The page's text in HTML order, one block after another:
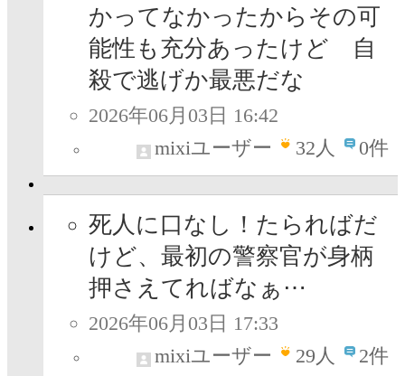
かってなかったからその可
能性も充分あったけど 自
殺で逃げか最悪だな
2026年06月03日 16:42
mixiユーザー
32人 0件
死人に口なし！たらればだ
けど、最初の警察官が身柄
押さえてればなぁ⋯
2026年06月03日 17:33
mixiユーザー
29人 2件